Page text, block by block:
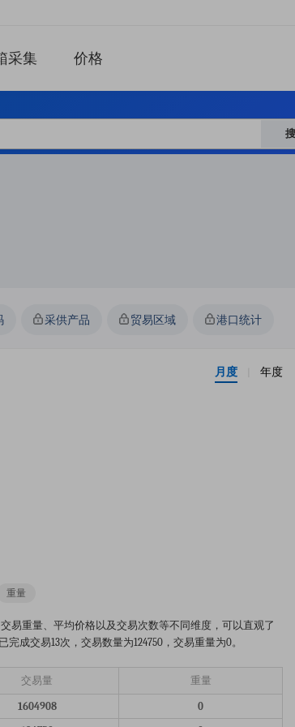
采集 价格
采供产品 贸易区域 港口统计
月度 年度
重量
易重量、平均价格以及交易次数等不同维度，可以直观了
成交易13次，交易数量为124750，交易重量为0。
交易量 重量
1604908
0